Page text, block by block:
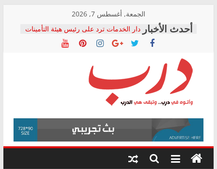
content
الجمعة, أغسطس 7, 2026
دار الخدمات ترد على رئيس هيئة التأمينات
بعد مؤتمره الصحفي: إنكار الأزمة لا ينهي
معاناة أصحاب المعاشات.. ونطالب بكشف
فرحات سليمان يكتب: القطاع الصحي إلى
أين؟
حزب التحالف الشعبي يطلق لجنة “الحق
في الصحة” بالإسكندرية لرصد الانتهاكات
ودعم المرضى
الوزاري لمدينة الصحفيين.. وانتهاء أعمال
إنشاء المبنى الإداري
المجلس القومي لحقوق الإنسان يعلن
متابعة قضية الدكتور محمد زهران.. ويؤكد:
قرينة البراءة وضمانات المحاكمة العادلة
درب
وأتوه
درب..
وتبقى
هي